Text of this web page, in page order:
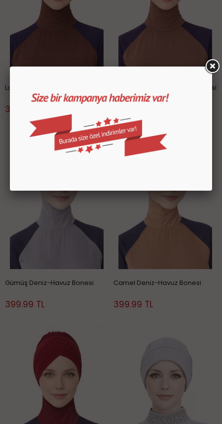
Lacivert Deniz-Havuz Bonesi
399.99 TL
Sütlü Kahve Deniz-Havuz Bonesi
Gümüş Deniz-Havuz Bonesi
399.99 TL
Camel Deniz-Havuz Bonesi
399.99 TL